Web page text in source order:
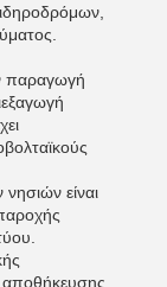
παραγωγή
είναι